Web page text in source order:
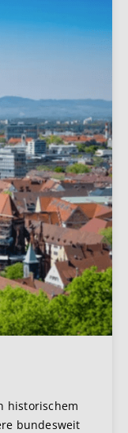
historischem
bundesweit